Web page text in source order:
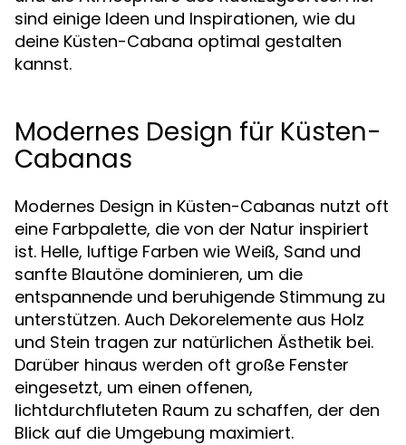
sind einige Ideen und Inspirationen, wie du
deine Küsten-Cabana optimal gestalten
kannst.
Modernes Design für Küsten-
Cabanas
Modernes Design in Küsten-Cabanas nutzt oft
eine Farbpalette, die von der Natur inspiriert
ist. Helle, luftige Farben wie Weiß, Sand und
sanfte Blautöne dominieren, um die
entspannende und beruhigende Stimmung zu
unterstützen. Auch Dekorelemente aus Holz
und Stein tragen zur natürlichen Ästhetik bei.
Darüber hinaus werden oft große Fenster
eingesetzt, um einen offenen,
lichtdurchfluteten Raum zu schaffen, der den
Blick auf die Umgebung maximiert.